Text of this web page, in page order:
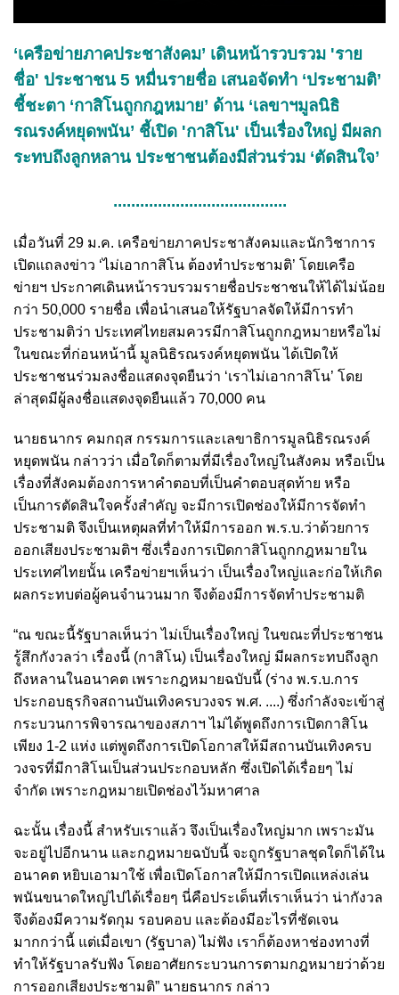
‘เครือข่ายภาคประชาสังคม’ เดินหน้ารวบรวม 'ราย
ชื่อ' ประชาชน 5 หมื่นรายชื่อ เสนอจัดทำ ‘ประชามติ’
ชี้ชะตา ‘กาสิโนถูกกฎหมาย’ ด้าน ‘เลขาฯมูลนิธิ
รณรงค์หยุดพนัน’ ชี้เปิด 'กาสิโน' เป็นเรื่องใหญ่ มีผลก
ระทบถึงลูกหลาน ประชาชนต้องมีส่วนร่วม ‘ตัดสินใจ’
.......................................
เมื่อวันที่ 29 ม.ค. เครือข่ายภาคประชาสังคมและนักวิชาการ
เปิดแถลงข่าว ‘ไม่เอากาสิโน ต้องทำประชามติ’ โดยเครือ
ข่ายฯ ประกาศเดินหน้ารวบรวมรายชื่อประชาชนให้ได้ไม่น้อย
กว่า 50,000 รายชื่อ เพื่อนำเสนอให้รัฐบาลจัดให้มีการทำ
ประชามติว่า ประเทศไทยสมควรมีกาสิโนถูกกฎหมายหรือไม่
ในขณะที่ก่อนหน้านี้ มูลนิธิรณรงค์หยุดพนัน ได้เปิดให้
ประชาชนร่วมลงชื่อแสดงจุดยืนว่า ‘เราไม่เอากาสิโน’ โดย
ล่าสุดมีผู้ลงชื่อแสดงจุดยืนแล้ว 70,000 คน
นายธนากร คมกฤส กรรมการและเลขาธิการมูลนิธิรณรงค์
หยุดพนัน กล่าวว่า เมื่อใดก็ตามที่มีเรื่องใหญ่ในสังคม หรือเป็น
เรื่องที่สังคมต้องการหาคำตอบที่เป็นคำตอบสุดท้าย หรือ
เป็นการตัดสินใจครั้งสำคัญ จะมีการเปิดช่องให้มีการจัดทำ
ประชามติ จึงเป็นเหตุผลที่ทำให้มีการออก พ.ร.บ.ว่าด้วยการ
ออกเสียงประชามติฯ ซึ่งเรื่องการเปิดกาสิโนถูกกฎหมายใน
ประเทศไทยนั้น เครือข่ายฯเห็นว่า เป็นเรื่องใหญ่และก่อให้เกิด
ผลกระทบต่อผู้คนจำนวนมาก จึงต้องมีการจัดทำประชามติ
“ณ ขณะนี้รัฐบาลเห็นว่า ไม่เป็นเรื่องใหญ่ ในขณะที่ประชาชน
รู้สึกกังวลว่า เรื่องนี้ (กาสิโน) เป็นเรื่องใหญ่ มีผลกระทบถึงลูก
ถึงหลานในอนาคต เพราะกฎหมายฉบับนี้ (ร่าง พ.ร.บ.การ
ประกอบธุรกิจสถานบันเทิงครบวงจร พ.ศ. ....) ซึ่งกำลังจะเข้าสู่
กระบวนการพิจารณาของสภาฯ ไม่ได้พูดถึงการเปิดกาสิโน
เพียง 1-2 แห่ง แต่พูดถึงการเปิดโอกาสให้มีสถานบันเทิงครบ
วงจรที่มีกาสิโนเป็นส่วนประกอบหลัก ซึ่งเปิดได้เรื่อยๆ ไม่
จำกัด เพราะกฎหมายเปิดช่องไว้มหาศาล
ฉะนั้น เรื่องนี้ สำหรับเราแล้ว จึงเป็นเรื่องใหญ่มาก เพราะมัน
จะอยู่ไปอีกนาน และกฎหมายฉบับนี้ จะถูกรัฐบาลชุดใดก็ได้ใน
อนาคต หยิบเอามาใช้ เพื่อเปิดโอกาสให้มีการเปิดแหล่งเล่น
พนันขนาดใหญ่ไปได้เรื่อยๆ นี่คือประเด็นที่เราเห็นว่า น่ากังวล
จึงต้องมีความรัดกุม รอบคอบ และต้องมีอะไรที่ชัดเจน
มากกว่านี้ แต่เมื่อเขา (รัฐบาล) ไม่ฟัง เราก็ต้องหาช่องทางที่
ทำให้รัฐบาลรับฟัง โดยอาศัยกระบวนการตามกฎหมายว่าด้วย
การออกเสียงประชามติ” นายธนากร กล่าว